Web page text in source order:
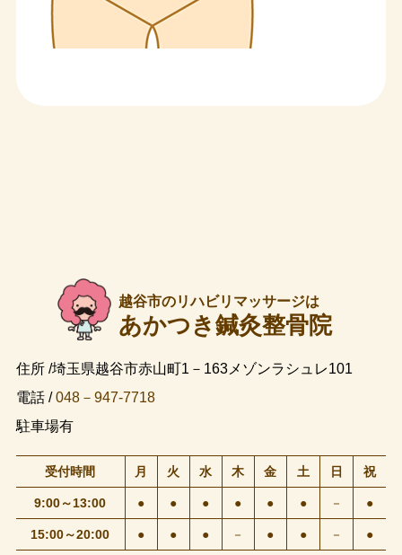
越谷市のリハビリマッサージは
あかつき鍼灸整骨院
住所 /埼玉県越谷市赤山町1－163メゾンラシュレ101
電話 /048－947-7718
駐車場有
受付時間 月 火 水 木 金 土 日 祝
9:00～13:00 ● ● ● ● ● ● － ●
15:00～20:00 ● ● ● － ● ● － ●